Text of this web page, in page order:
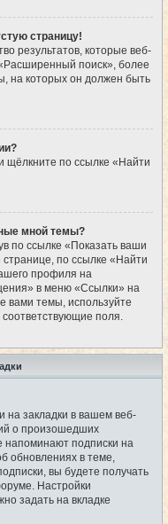
страницу!
результатов, которые веб-
поиск», более
на которых он должен быть
щёлкните по ссылке «Найти
мной темы?
по ссылке «Показать ваши
по ссылке «Найти
профиля на
в меню «Ссылки» на
вами темы, используйте
поля.
на закладки в вашем веб-
о произошедших
напоминают подписки на
обновлениях в теме,
вы будете получать
Настройки
задать на вкладке